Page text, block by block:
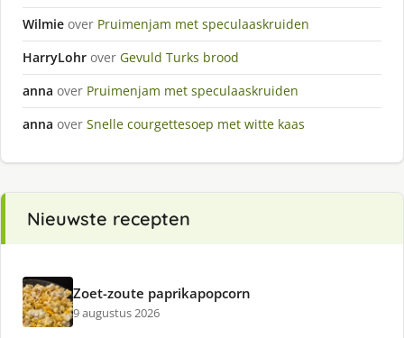
Wilmie over Pruimenjam met speculaaskruiden
HarryLohr over Gevuld Turks brood
anna over Pruimenjam met speculaaskruiden
anna over Snelle courgettesoep met witte kaas
Nieuwste recepten
Zoet-zoute paprikapopcorn
9 augustus 2026